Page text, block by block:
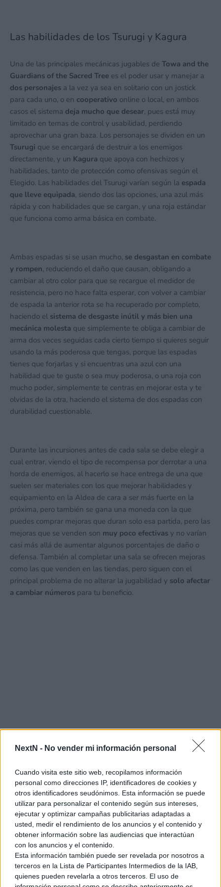
NextN - No vender mi información personal
Cuando visita este sitio web, recopilamos información
personal como direcciones IP, identificadores de cookies y
otros identificadores seudónimos. Esta información se puede
utilizar para personalizar el contenido según sus intereses,
ejecutar y optimizar campañas publicitarias adaptadas a
usted, medir el rendimiento de los anuncios y el contenido y
obtener información sobre las audiencias que interactúan
con los anuncios y el contenido.
Esta información también puede ser revelada por nosotros a
terceros en la Lista de Participantes Intermedios de la IAB,
quienes pueden revelarla a otros terceros. El uso de
Las habilidades de los Tsurugi y Kagura
Una de las principales mecánicas jugables de Towa and the
Guardians of the Sacred Tree es el poder usar y manejar a
dos personajes a la vez ya sea en solitario con un jostick
para cada uno, o en cooperativo online o local, en ambos
casos el sistema deja mucho que desear, pues está muy
limitado en temas de control y usabilidad, perdiendo
aprovechar una gran baza. Los personajes se dividen en un
Tsurugi que se encargará de destruir a los enemigos
directamente, y un Kagura que apoya con hechizos y
habilidades, tanto de protección como ofensivas según el
Elegido. Las habilidades del Tsurugi varían según la espada
que lleve equipada, siendo dos las opciones, una azul más
rápida y con habilidades que se cargan, y una roja estándar
que funciona como arma básica en combate.
Ambas espadas si se usan mucho, se desgastan en combate
y rompen, reduciendo el daño que causan, obligando a
cambiar al otro color para que se recargue el medidor de
resistencia, pero no hace falta esperar, con volver a cambiar
de espada la anterior rota se ha recuperado por completo,
haciendo el sistema de desgaste inútil y más bien una
mecánica molesta que simplemente te obliga a cambiar de
arma dos veces seguidas cada cierto tiempo si quieres seguir
usando la más poderosa que tengas, porque las espadas
tienes que forjarlas y si encuentras una azul con una
habilidad que te guste o sea muy poderosa, o una roja con
mucho poder, simplemente te centras en mejorar esta y te
olvidas de la otra, haciendo el sistema de dos espadas con
durabilidad cuestionable.
Durante las incursiones antes de cada sala se debe elegir a
cual entrar, viendo el tipo de recompensa por derrotar a una
horda de enemigos, al hacerlo se hace entrega de una que
suelen ser materiales con los que mejorar habilidades y
equipamiento en la Aldea de cara a ser más fuerte en la
próxima, pero también se gana una moneda con la que
puedes comprar mejoras que duran solo esa partida, pero las
mejoras que se venden son muy poco efectivas y no varían
casi más allá de aumentar algunos porcentajes de daño o
defensa. También al completar una sala se ofrecen mejoras
como las que venden en las tiendas, pero siguen con el
principal problema de no alterar la jugabilidad y solo afectar
a cambiar números para tu beneficio.
Un bello mundo que salvar